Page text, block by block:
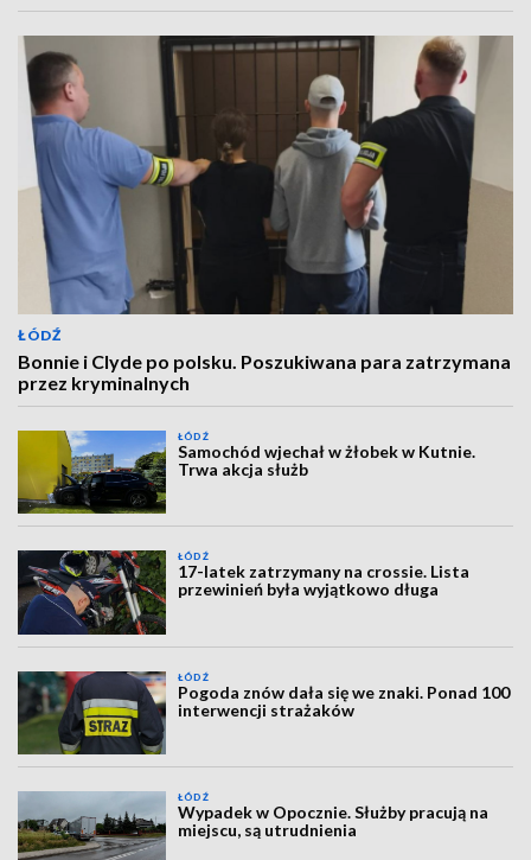
ŁÓDŹ
Bonnie i Clyde po polsku. Poszukiwana para zatrzymana
przez kryminalnych
ŁÓDŹ
Samochód wjechał w żłobek w Kutnie.
Trwa akcja służb
ŁÓDŹ
17-latek zatrzymany na crossie. Lista
przewinień była wyjątkowo długa
ŁÓDŹ
Pogoda znów dała się we znaki. Ponad 100
interwencji strażaków
ŁÓDŹ
Wypadek w Opocznie. Służby pracują na
miejscu, są utrudnienia